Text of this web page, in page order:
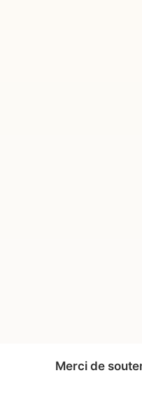
Merci de